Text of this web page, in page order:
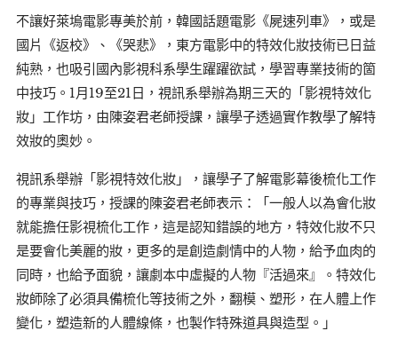
不讓好萊塢電影專美於前，韓國話題電影《屍速列車》，或是
國片《返校》、《哭悲》，東方電影中的特效化妝技術已日益
純熟，也吸引國內影視科系學生躍躍欲試，學習專業技術的箇
中技巧。1月19至21日，視訊系舉辦為期三天的「影視特效化
妝」工作坊，由陳姿君老師授課，讓學子透過實作教學了解特
效妝的奧妙。
視訊系舉辦「影視特效化妝」，讓學子了解電影幕後梳化工作
的專業與技巧，授課的陳姿君老師表示：「一般人以為會化妝
就能擔任影視梳化工作，這是認知錯誤的地方，特效化妝不只
是要會化美麗的妝，更多的是創造劇情中的人物，給予血肉的
同時，也給予面貌，讓劇本中虛擬的人物『活過來』。特效化
妝師除了必須具備梳化等技術之外，翻模、塑形，在人體上作
變化，塑造新的人體線條，也製作特殊道具與造型。」